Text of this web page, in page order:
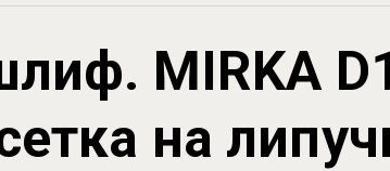
MIRKA
на